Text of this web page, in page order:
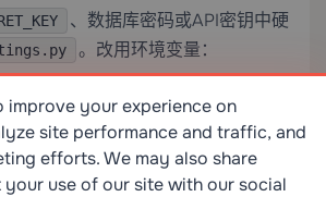
、数据库密码或API密钥中硬
。改用环境变量：
decouple
improve your experience on
site performance and traffic, and
efforts. We may also share
use of our site with our social